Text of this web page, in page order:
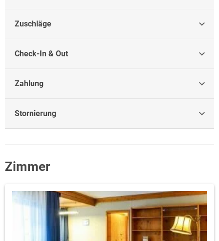
Zuschläge
Check-In & Out
Zahlung
Stornierung
Zimmer